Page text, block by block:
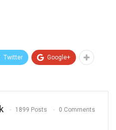
Twitter Google+
1899 Posts 0 Comments